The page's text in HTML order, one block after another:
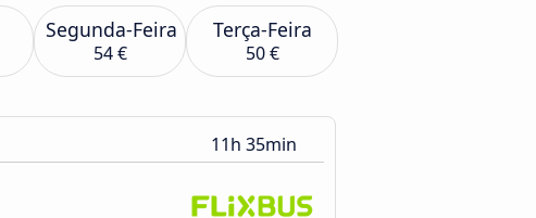
Segunda-Feira
54 €
Terça-Feira
50 €
11h 35min